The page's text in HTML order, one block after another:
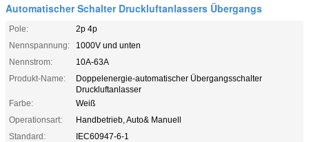
Automatischer Schalter Druckluftanlassers Übergangs
Pole:
2p 4p
Nennspannung:
1000V und unten
Nennstrom:
10A-63A
Produkt-Name:
Doppelenergie-automatischer Übergangsschalter
Druckluftanlasser
Farbe:
Weiß
Operationsart:
Handbetrieb, Auto& Manuell
Standard:
IEC60947-6-1